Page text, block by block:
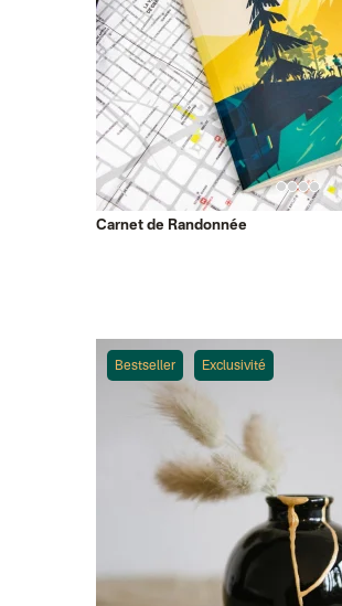
Carnet de Randonnée
Bestseller Exclusivité